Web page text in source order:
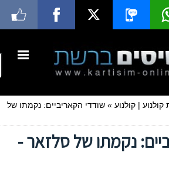
קולנוע | קולנוע » שודדי הקאריביים: נקמתו של
נקמתו של סלזאר -